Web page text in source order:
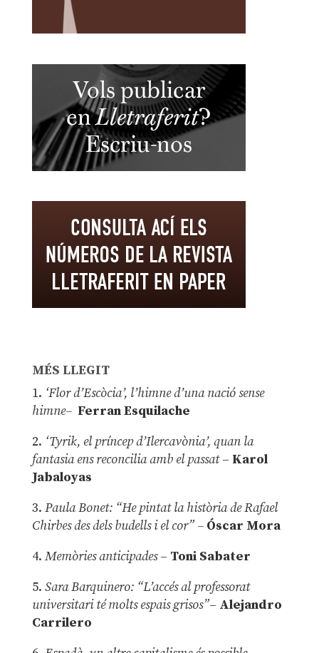
MÉS LLEGIT
1. ‘Flor d’Escòcia’, l’himne d’una nació sense
himne– Ferran Esquilache
2. ‘Tyrik, el príncep d’Ilercavònia’, quan la
fantasia ens reconcilia amb el passat– Karol
Jabaloyas
3. Paula Bonet: “He pintat la història de Rafael
Chirbes des dels budells i el cor” –Óscar Mora
4. Memòries anticipades– Toni Sabater
5. Sara Barquinero: “L’accés al professorat
universitari té molts espais grisos”– Alejandro
Carrilero